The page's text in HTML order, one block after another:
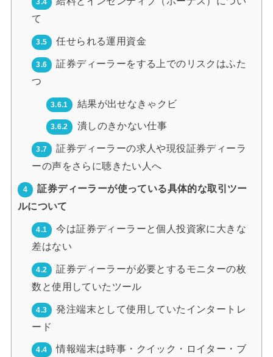
3.4
て
3.5 任せられる運用資金
3.6
証券ディーラーをする上でのリスクはふた
つ
3.6.1 結果が出せなきゃクビ
3.6.2 潰しのきかない仕事
3.7
証券ディーラーの求人や現役証券ディーラ
ーの声をさらに聴きたい人へ
4
証券ディーラーが使っている具体的な取引ツー
ルについて
4.1
今は証券ディーラーと個人投資家に大きな
差はない
4.2
証券ディーラーが必要とするモニターの枚
数と使用していたツール
4.3
発注端末として使用していたインタートレ
ード
4.4
情報端末は時事・クイック・ロイター・ブ